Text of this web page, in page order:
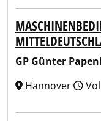
GP Günter
Hannover